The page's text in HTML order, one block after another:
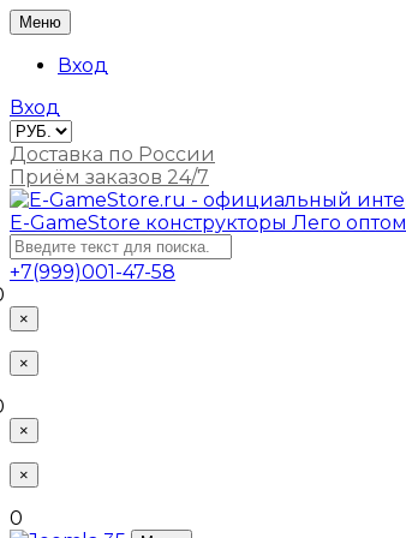
Меню
Вход
Вход
Доставка по России
Приём заказов 24/7
E-GameStore конструкторы Лего оптом
+7(999)001-47-58
×
×
×
×
0